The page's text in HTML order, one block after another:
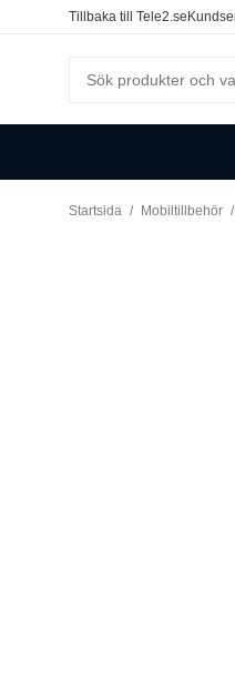
Tillbaka till Tele2.se
Startsida / Mobiltillbehör /